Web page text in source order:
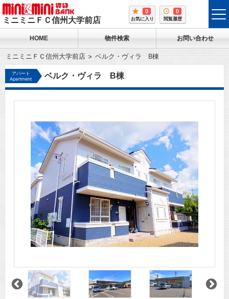
ミニミニＦＣ信州大学前店
0
お気に入り
0
閲覧履歴
HOME 物件検索 お問い合わせ
ミニミニＦＣ信州大学前店 ベルク・ヴィラ B棟
アパート
Apartment
ベルク・ヴィラ B棟